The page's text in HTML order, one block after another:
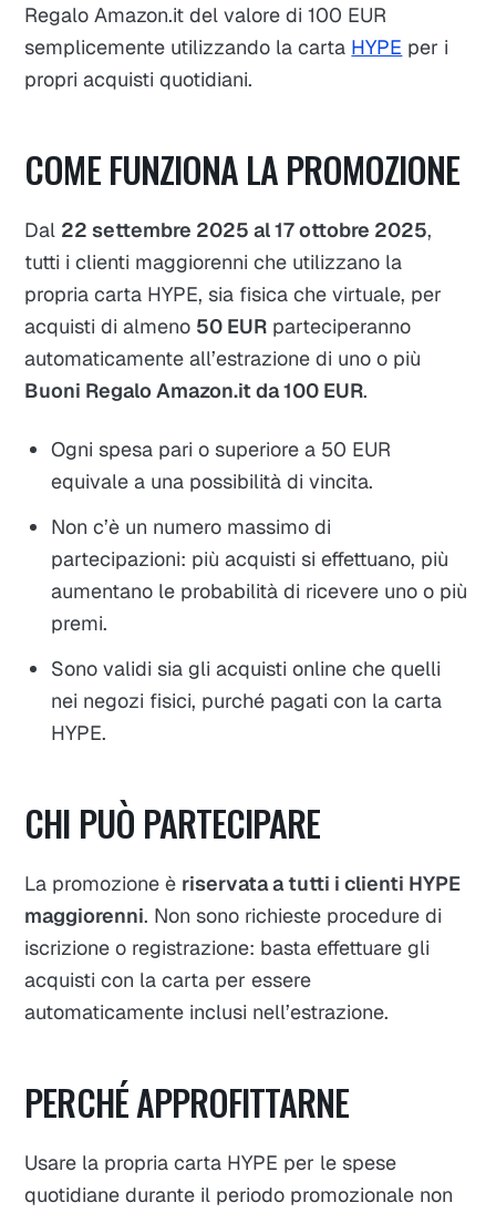
Regalo Amazon.it del valore di 100 EUR
semplicemente utilizzando la carta HYPE per i
propri acquisti quotidiani.
COME FUNZIONA LA PROMOZIONE
Dal 22 settembre 2025 al 17 ottobre 2025,
tutti i clienti maggiorenni che utilizzano la
propria carta HYPE, sia fisica che virtuale, per
acquisti di almeno 50 EUR parteciperanno
automaticamente all’estrazione di uno o più
Buoni Regalo Amazon.it da 100 EUR.
Ogni spesa pari o superiore a 50 EUR
equivale a una possibilità di vincita.
Non c’è un numero massimo di
partecipazioni: più acquisti si effettuano, più
aumentano le probabilità di ricevere uno o più
premi.
Sono validi sia gli acquisti online che quelli
nei negozi fisici, purché pagati con la carta
HYPE.
CHI PUÒ PARTECIPARE
La promozione è riservata a tutti i clienti HYPE
maggiorenni. Non sono richieste procedure di
iscrizione o registrazione: basta effettuare gli
acquisti con la carta per essere
automaticamente inclusi nell’estrazione.
PERCHÉ APPROFITTARNE
Usare la propria carta HYPE per le spese
quotidiane durante il periodo promozionale non